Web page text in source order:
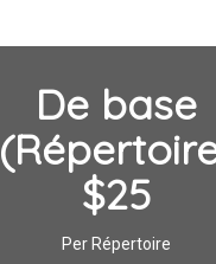
De base
$25
Per Répertoire